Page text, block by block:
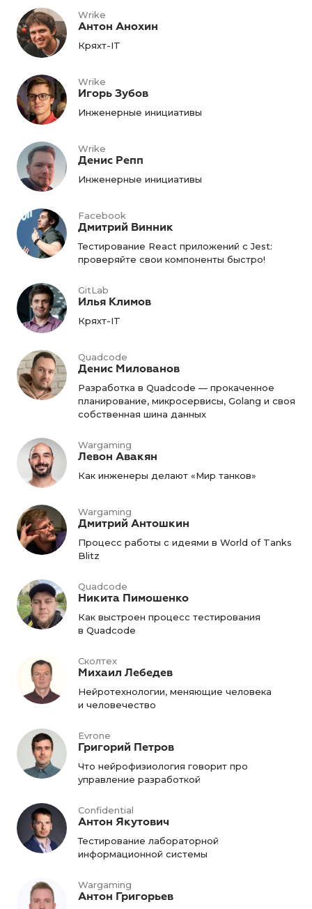
Wrike
Антон Анохин
Кряхт-IT
Wrike
Игорь Зубов
Инженерные инициативы
Wrike
Денис Репп
Инженерные инициативы
Facebook
Дмитрий Винник
Тестирование React приложений c Jest:
проверяйте свои компоненты быстро!
GitLab
Илья Климов
Кряхт-IT
Quadcode
Денис Милованов
Разработка в Quadcode — прокаченное
планирование, микросервисы, Golang и своя
собственная шина данных
Wargaming
Левон Авакян
Как инженеры делают «Мир танков»
Wargaming
Дмитрий Антошкин
Процесс работы с идеями в World of Tanks
Blitz
Quadcode
Никита Пимошенко
Как выстроен процесс тестирования
в Quadcode
Сколтех
Михаил Лебедев
Нейротехнологии, меняющие человека
и человечество
Evrone
Григорий Петров
Что нейрофизиология говорит про
управление разработкой
Confidential
Антон Якутович
Тестирование лабораторной
информационной системы
Wargaming
Антон Григорьев